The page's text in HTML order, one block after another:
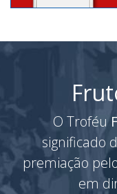
O Troféu
significado
premiação
em